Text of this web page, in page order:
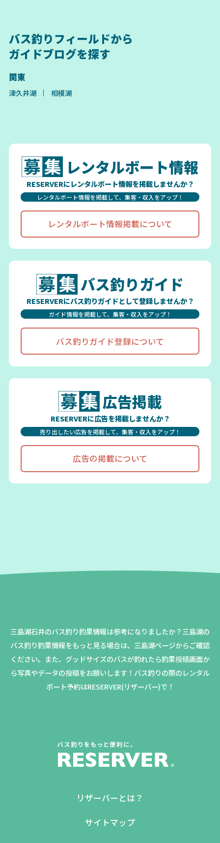
バス釣りフィールドから
ガイドブログを探す
関東
津久井湖 相模湖
レンタルボート情報
RESERVERにレンタルボート情報を掲載しませんか？
レンタルボート情報を掲載して、集客・収入をアップ！
レンタルボート情報掲載について
バス釣りガイド
RESERVERにバス釣りガイドとして登録しませんか？
ガイド情報を掲載して、集客・収入をアップ！
バス釣りガイド登録について
広告掲載
RESERVERに広告を掲載しませんか？
売り出したい広告を掲載して、集客・収入をアップ！
広告の掲載について
三島湖石井のバス釣り釣果情報は参考になりましたか？三島湖の
バス釣り釣果情報をもっと見る場合は、三島湖ページからご確認
ください。 また、グッドサイズのバスが釣れたら釣果投稿画面か
ら写真やデータの投稿をお願いします！バス釣りの際のレンタル
ボート予約はRESERVER(リザーバー)で！
リザーバーとは？
サイトマップ